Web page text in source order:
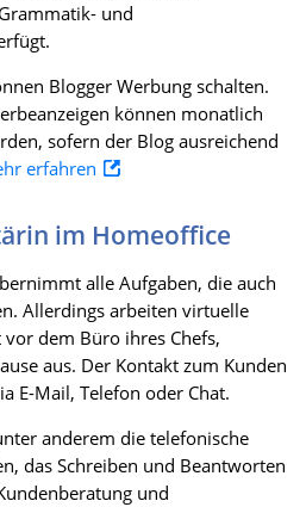
und
Blogger Werbung schalten.
können monatlich
sofern der Blog ausreichend
erfahren
im Homeoffice
alle Aufgaben, die auch
Allerdings arbeiten virtuelle
dem Büro ihres Chefs,
aus. Der Kontakt zum Kunden
E-Mail, Telefon oder Chat.
anderem die telefonische
das Schreiben und Beantworten
und